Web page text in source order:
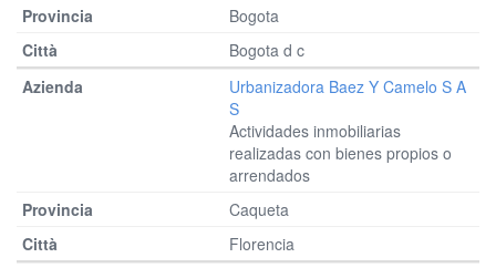
Bogota
Bogota d c
Urbanizadora Baez Y Camelo S A
S
Actividades inmobiliarias
realizadas con bienes propios o
arrendados
Caqueta
Florencia